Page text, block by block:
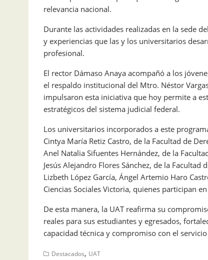
relevancia nacional.
Durante las actividades realizadas en la sede
y experiencias que las y los universitarios
profesional.
El rector Dámaso Anaya acompañó a los
el respaldo institucional del Mtro. Néstor
impulsaron esta iniciativa que hoy permite a
estratégicos del sistema judicial federal.
Los universitarios incorporados a este
Cintya María Retiz Castro, de la Facultad de
Anel Natalia Sifuentes Hernández, de la
Jesús Alejandro Flores Sánchez, de la
Lizbeth López García, Ángel Artemio Haro
Ciencias Sociales Victoria, quienes participan
De esta manera, la UAT reafirma su
reales para sus estudiantes y egresados,
capacidad técnica y compromiso con el
Destacados, UAT